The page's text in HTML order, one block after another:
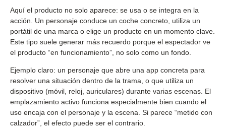
Aquí el producto no solo aparece: se usa o se integra en la
acción. Un personaje conduce un coche concreto, utiliza un
portátil de una marca o elige un producto en un momento clave.
Este tipo suele generar más recuerdo porque el espectador ve
el producto “en funcionamiento”, no solo como un fondo.
Ejemplo claro: un personaje que abre una app concreta para
resolver una situación dentro de la trama, o que utiliza un
dispositivo (móvil, reloj, auriculares) durante varias escenas. El
emplazamiento activo funciona especialmente bien cuando el
uso encaja con el personaje y la escena. Si parece “metido con
calzador”, el efecto puede ser el contrario.